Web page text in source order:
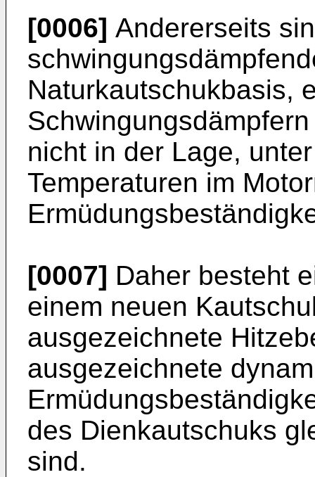
[0006] Andererseits
Naturkautschukbasis,
nicht in der Lage,
Temperaturen im
[0007] Daher besteht
einem neuen
ausgezeichnete
ausgezeichnete
des Dienkautschuks
sind.